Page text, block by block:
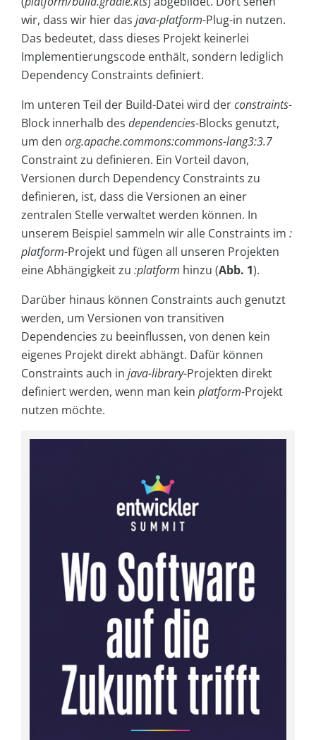
wir, dass wir hier das java-platform-Plug-in nutzen.
Das bedeutet, dass dieses Projekt keinerlei
Implementierungscode enthält, sondern lediglich
Dependency Constraints definiert.
Im unteren Teil der Build-Datei wird derconstraints-
Block innerhalb des dependencies-Blocks genutzt,
um den org.apache.commons:commons-lang3:3.7
Constraint zu definieren. Ein Vorteil davon,
Versionen durch Dependency Constraints zu
definieren, ist, dass die Versionen an einer
zentralen Stelle verwaltet werden können. In
unserem Beispiel sammeln wir alle Constraints im :
platform-Projekt und fügen all unseren Projekten
eine Abhängigkeit zu :platform hinzu (Abb. 1).
Darüber hinaus können Constraints auch genutzt
werden, um Versionen von transitiven
Dependencies zu beeinflussen, von denen kein
eigenes Projekt direkt abhängt. Dafür können
Constraints auch in java-library-Projekten direkt
definiert werden, wenn man kein platform-Projekt
nutzen möchte.